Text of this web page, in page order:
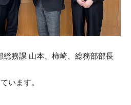
総務課 山本、柿崎、総務部部長
います。